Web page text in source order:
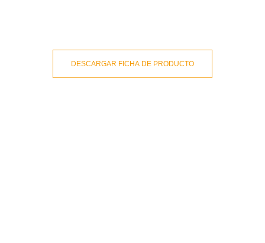
DESCARGAR FICHA DE PRODUCTO